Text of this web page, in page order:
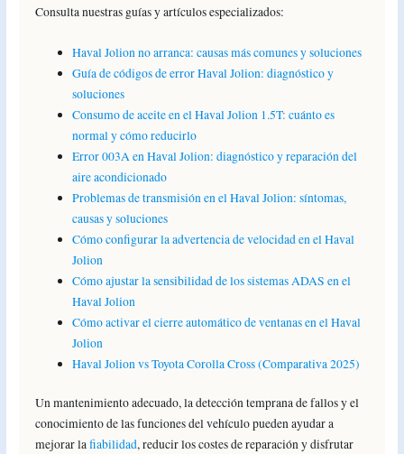
Consulta nuestras guías y artículos especializados:
Haval Jolion no arranca: causas más comunes y soluciones
Guía de códigos de error Haval Jolion: diagnóstico y
soluciones
Consumo de aceite en el Haval Jolion 1.5T: cuánto es
normal y cómo reducirlo
Error 003A en Haval Jolion: diagnóstico y reparación del
aire acondicionado
Problemas de transmisión en el Haval Jolion: síntomas,
causas y soluciones
Cómo configurar la advertencia de velocidad en el Haval
Jolion
Cómo ajustar la sensibilidad de los sistemas ADAS en el
Haval Jolion
Cómo activar el cierre automático de ventanas en el Haval
Jolion
Haval Jolion vs Toyota Corolla Cross (Comparativa 2025)
Un mantenimiento adecuado, la detección temprana de fallos y el
conocimiento de las funciones del vehículo pueden ayudar a
mejorar lafiabilidad, reducir los costes de reparación y disfrutar